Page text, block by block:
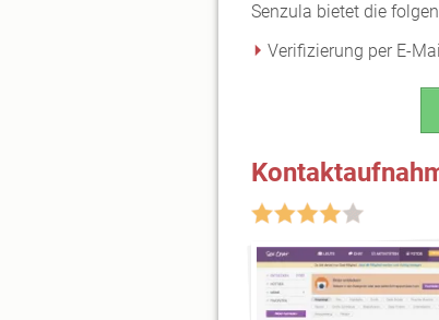
Senzula bietet die
Verifizierung per E-